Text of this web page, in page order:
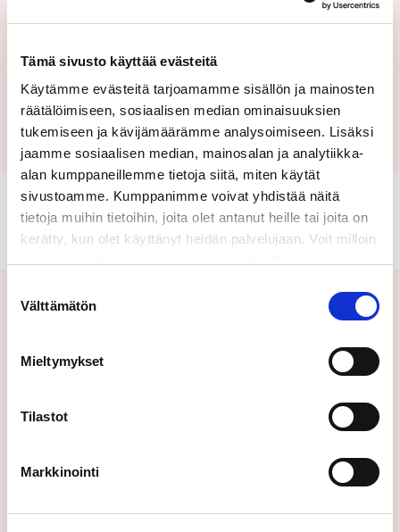
Tämä sivusto käyttää evästeitä
Käytämme evästeitä tarjoamamme sisällön ja mainosten
räätälöimiseen, sosiaalisen median ominaisuuksien
tukemiseen ja kävijämäärämme analysoimiseen. Lisäksi
jaamme sosiaalisen median, mainosalan ja analytiikka-
alan kumppaneillemme tietoja siitä, miten käytät
sivustoamme. Kumppanimme voivat yhdistää näitä
tietoja muihin tietoihin, joita olet antanut heille tai joita on
kerätty, kun olet käyttänyt heidän palvelujaan. Voit milloin
valinta
Välttämätön
Mieltymykset
Tilastot
Markkinointi
Lähetä
Aiheeseen liittyvät uutiset